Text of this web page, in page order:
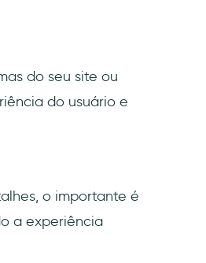
do seu site ou
do usuário e
o importante é
a experiência